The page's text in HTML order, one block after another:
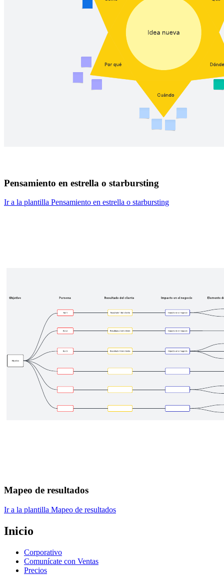
Pensamiento en estrella o starbursting
Ir a la plantilla Pensamiento en estrella o starbursting
Mapeo de resultados
Ir a la plantilla Mapeo de resultados
Inicio
Corporativo
Comunícate con Ventas
Precios